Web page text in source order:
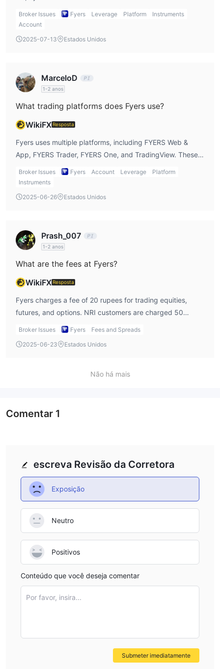
Broker Issues Fyers Leverage Platform
Instruments
Account
2025-07-13
Estados Unidos
MarceloD
1-2 anos
What trading platforms does Fyers use?
WikiFX Resposta
Fyers uses multiple platforms, including FYERS Web &
App, FYERS Trader, FYERS One, and TradingView. These
platforms are available on web and mobile devices,
offering versatility for traders.
Broker Issues Fyers Account Leverage
Platform
Instruments
2025-06-26
Estados Unidos
Prash_007
1-2 anos
What are the fees at Fyers?
WikiFX Resposta
Fyers charges a fee of 20 rupees for trading equities,
futures, and options. NRI customers are charged 50
rupees, while mutual funds and IPOs have no fee.
Broker Issues Fyers
Fees and Spreads
2025-06-23
Estados Unidos
Não há mais
escreva Revisão da Corretora
Exposição
Neutro
Positivos
Conteúdo que você deseja comentar
Por favor, insira...
Submeter imediatamente
Comentar 1